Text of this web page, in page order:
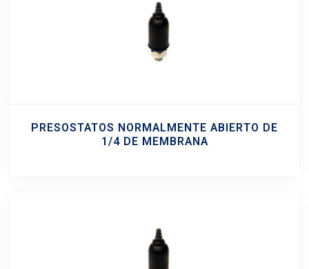
PRESOSTATOS NORMALMENTE ABIERTO DE
1/4 DE MEMBRANA